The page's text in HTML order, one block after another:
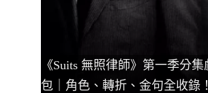
《Suits 無照律師》第一季分
包｜角色、轉折、金句全收錄